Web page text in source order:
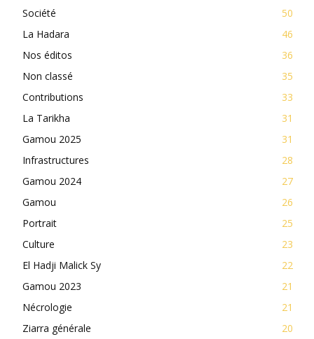
Société
50
La Hadara
46
Nos éditos
36
Non classé
35
Contributions
33
La Tarikha
31
Gamou 2025
31
Infrastructures
28
Gamou 2024
27
Gamou
26
Portrait
25
Culture
23
El Hadji Malick Sy
22
Gamou 2023
21
Nécrologie
21
Ziarra générale
20